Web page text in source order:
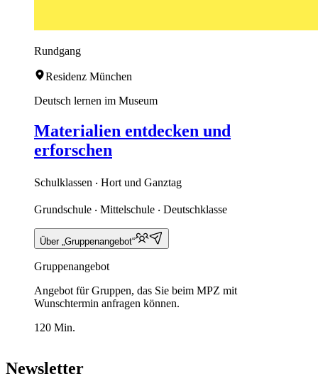
Rundgang
Residenz München
Deutsch lernen im Museum
Materialien entdecken und
erforschen
Schulklassen ‧ Hort und Ganztag
Grundschule ‧ Mittelschule ‧ Deutschklasse
Über „Gruppenangebot“
Gruppenangebot
Angebot für Gruppen, das Sie beim MPZ mit
Wunschtermin anfragen können.
120 Min.
Newsletter